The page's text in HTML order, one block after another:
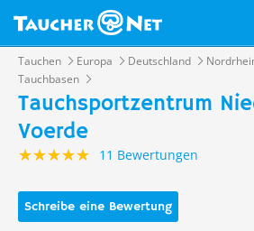
Tauchen Europa Deutschland
Tauchbasen
Tauchsportzentrum
Voerde
11 Bewertungen
Schreibe eine Bewertung